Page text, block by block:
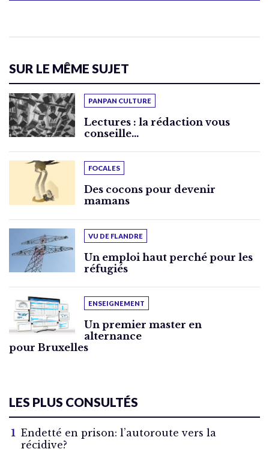
SUR LE MÊME SUJET
PANPAN CULTURE
Lectures : la rédaction vous
conseille…
FOCALES
Des cocons pour devenir
mamans
VU DE FLANDRE
Un emploi haut perché pour les
réfugiés
ENSEIGNEMENT
Un premier master en
alternance
pour Bruxelles
LES PLUS CONSULTÉS
Endetté en prison: l’autoroute vers la
récidive?